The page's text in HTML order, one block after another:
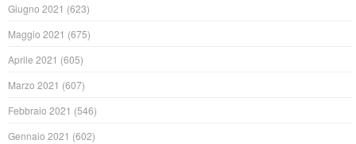
Giugno 2021 (623)
Maggio 2021 (675)
Aprile 2021 (605)
Marzo 2021 (607)
Febbraio 2021 (546)
Gennaio 2021 (602)